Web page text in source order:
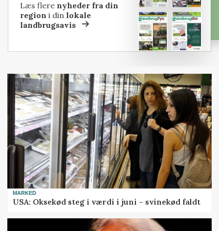
Læs flere nyheder fra din
region i dinlokale
landbrugsavis
MARKED
USA: Oksekød steg i værdi i juni – svinekød faldt